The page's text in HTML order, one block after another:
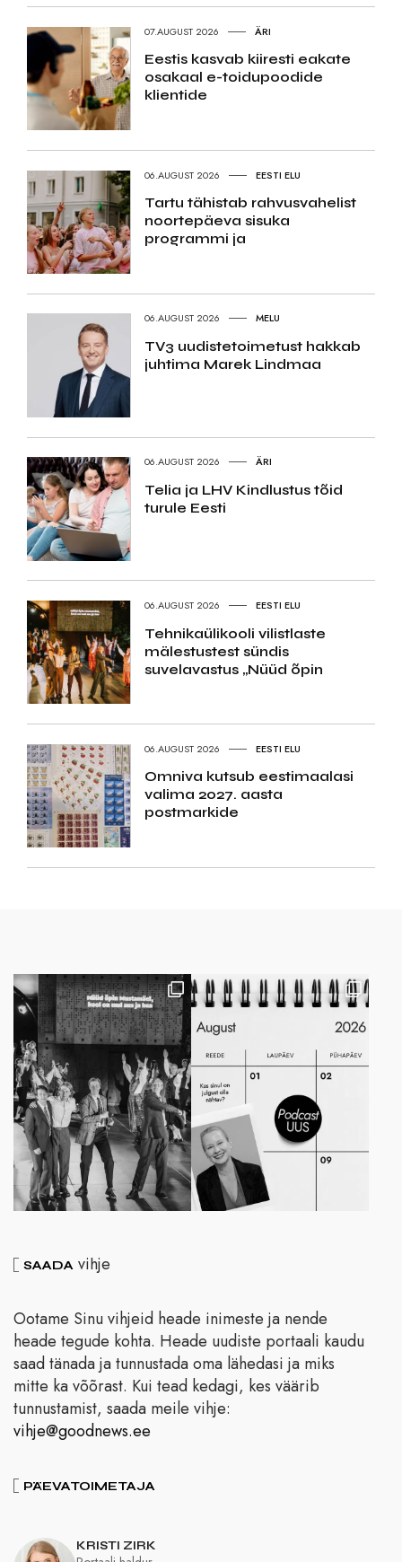
07.AUGUST 2026 ÄRI
Eestis kasvab kiiresti eakate
osakaal e-toidupoodide
klientide
06.AUGUST 2026 EESTI ELU
Tartu tähistab rahvusvahelist
noortepäeva sisuka
programmi ja
06.AUGUST 2026 MELU
TV3 uudistetoimetust hakkab
juhtima Marek Lindmaa
06.AUGUST 2026 ÄRI
Telia ja LHV Kindlustus tõid
turule Eesti
06.AUGUST 2026 EESTI ELU
Tehnikaülikooli vilistlaste
mälestustest sündis
suvelavastus „Nüüd õpin
06.AUGUST 2026 EESTI ELU
Omniva kutsub eestimaalasi
valima 2027. aasta
postmarkide
SAADA vihje
Ootame Sinu vihjeid heade inimeste ja nende
heade tegude kohta. Heade uudiste portaali kaudu
saad tänada ja tunnustada oma lähedasi ja miks
mitte ka võõrast. Kui tead kedagi, kes väärib
tunnustamist, saada meile vihje:
vihje@goodnews.ee
PÄEVATOIMETAJA
KRISTI ZIRK